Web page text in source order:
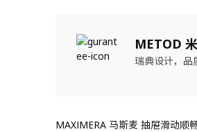
METOD
瑞典设计，品
MAXIMERA 马斯麦 抽屉滑动顺